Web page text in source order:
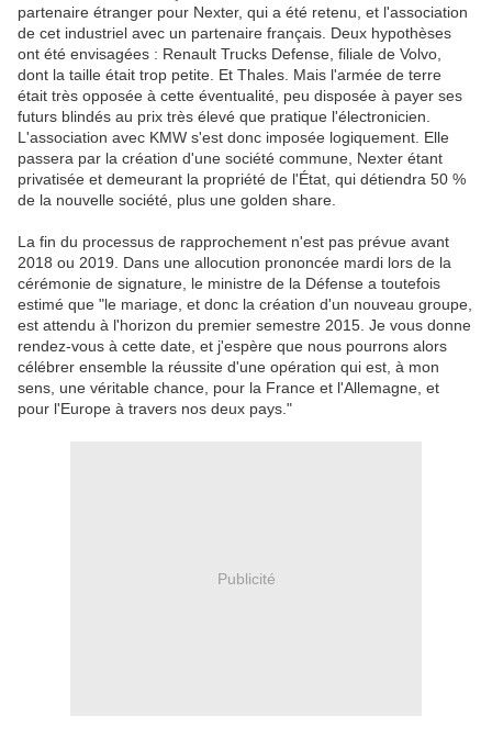
partenaire étranger pour Nexter, qui a été retenu, et l'association
de cet industriel avec un partenaire français. Deux hypothèses
ont été envisagées : Renault Trucks Defense, filiale de Volvo,
dont la taille était trop petite. Et Thales. Mais l'armée de terre
était très opposée à cette éventualité, peu disposée à payer ses
futurs blindés au prix très élevé que pratique l'électronicien.
L'association avec KMW s'est donc imposée logiquement. Elle
passera par la création d'une société commune, Nexter étant
privatisée et demeurant la propriété de l'État, qui détiendra 50 %
de la nouvelle société, plus une golden share.
La fin du processus de rapprochement n'est pas prévue avant
2018 ou 2019. Dans une allocution prononcée mardi lors de la
cérémonie de signature, le ministre de la Défense a toutefois
estimé que "le mariage, et donc la création d'un nouveau groupe,
est attendu à l'horizon du premier semestre 2015. Je vous donne
rendez-vous à cette date, et j'espère que nous pourrons alors
célébrer ensemble la réussite d'une opération qui est, à mon
sens, une véritable chance, pour la France et l'Allemagne, et
pour l'Europe à travers nos deux pays."
Publicité